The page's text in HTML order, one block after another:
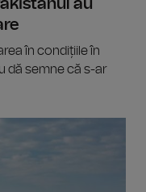
au
în condițiile în
dă semne că s-ar